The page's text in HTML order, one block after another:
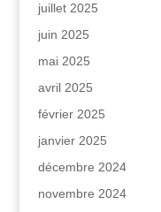
juillet 2025
juin 2025
mai 2025
avril 2025
février 2025
janvier 2025
décembre 2024
novembre 2024